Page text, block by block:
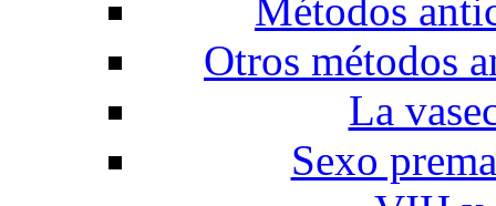
Métodos
Otros métodos
La
Sexo